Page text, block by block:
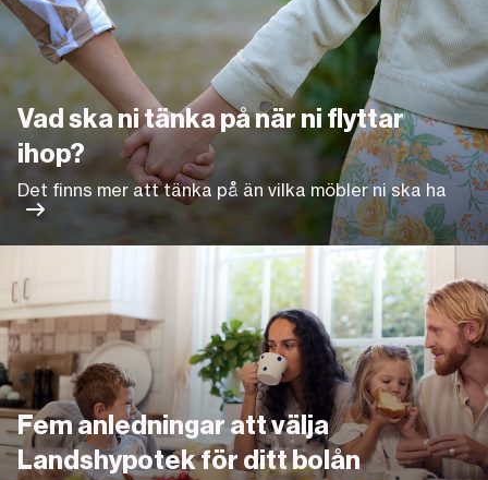
Vad ska ni tänka på när ni flyttar
ihop?
Det finns mer att tänka på än vilka möbler ni ska ha
Fem anledningar att välja
Landshypotek för ditt bolån